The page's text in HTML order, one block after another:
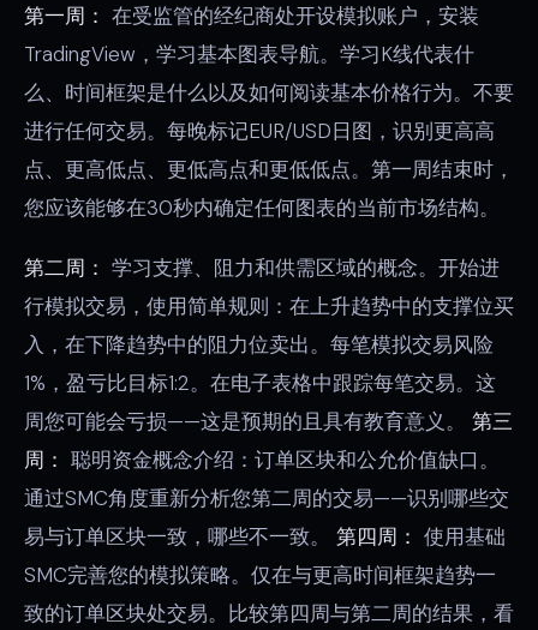
第一周： 在受监管的经纪商处开设模拟账户，安装
TradingView，学习基本图表导航。学习K线代表什
么、时间框架是什么以及如何阅读基本价格行为。不要
进行任何交易。每晚标记EUR/USD日图，识别更高高
点、更高低点、更低高点和更低低点。第一周结束时，
您应该能够在30秒内确定任何图表的当前市场结构。
第二周： 学习支撑、阻力和供需区域的概念。开始进
行模拟交易，使用简单规则：在上升趋势中的支撑位买
入，在下降趋势中的阻力位卖出。每笔模拟交易风险
1%，盈亏比目标1:2。在电子表格中跟踪每笔交易。这
周您可能会亏损——这是预期的且具有教育意义。 第三
周： 聪明资金概念介绍：订单区块和公允价值缺口。
通过SMC角度重新分析您第二周的交易——识别哪些交
易与订单区块一致，哪些不一致。 第四周： 使用基础
SMC完善您的模拟策略。仅在与更高时间框架趋势一
致的订单区块处交易。比较第四周与第二周的结果，看